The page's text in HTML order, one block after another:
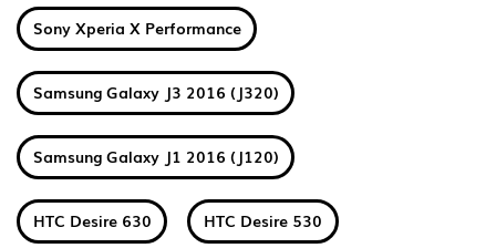
Sony Xperia X Performance
Samsung Galaxy J3 2016 (J320)
Samsung Galaxy J1 2016 (J120)
HTC Desire 630 HTC Desire 530